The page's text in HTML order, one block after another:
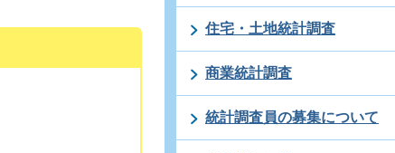
住宅・土地統計調査
商業統計調査
統計調査員の募集について